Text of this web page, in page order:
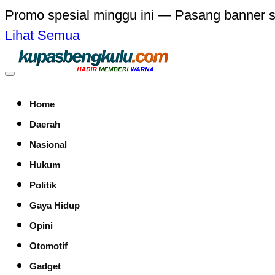
Promo spesial minggu ini — Pasang banner
Lihat Semua
Home
Daerah
Nasional
Hukum
Politik
Gaya Hidup
Opini
Otomotif
Gadget